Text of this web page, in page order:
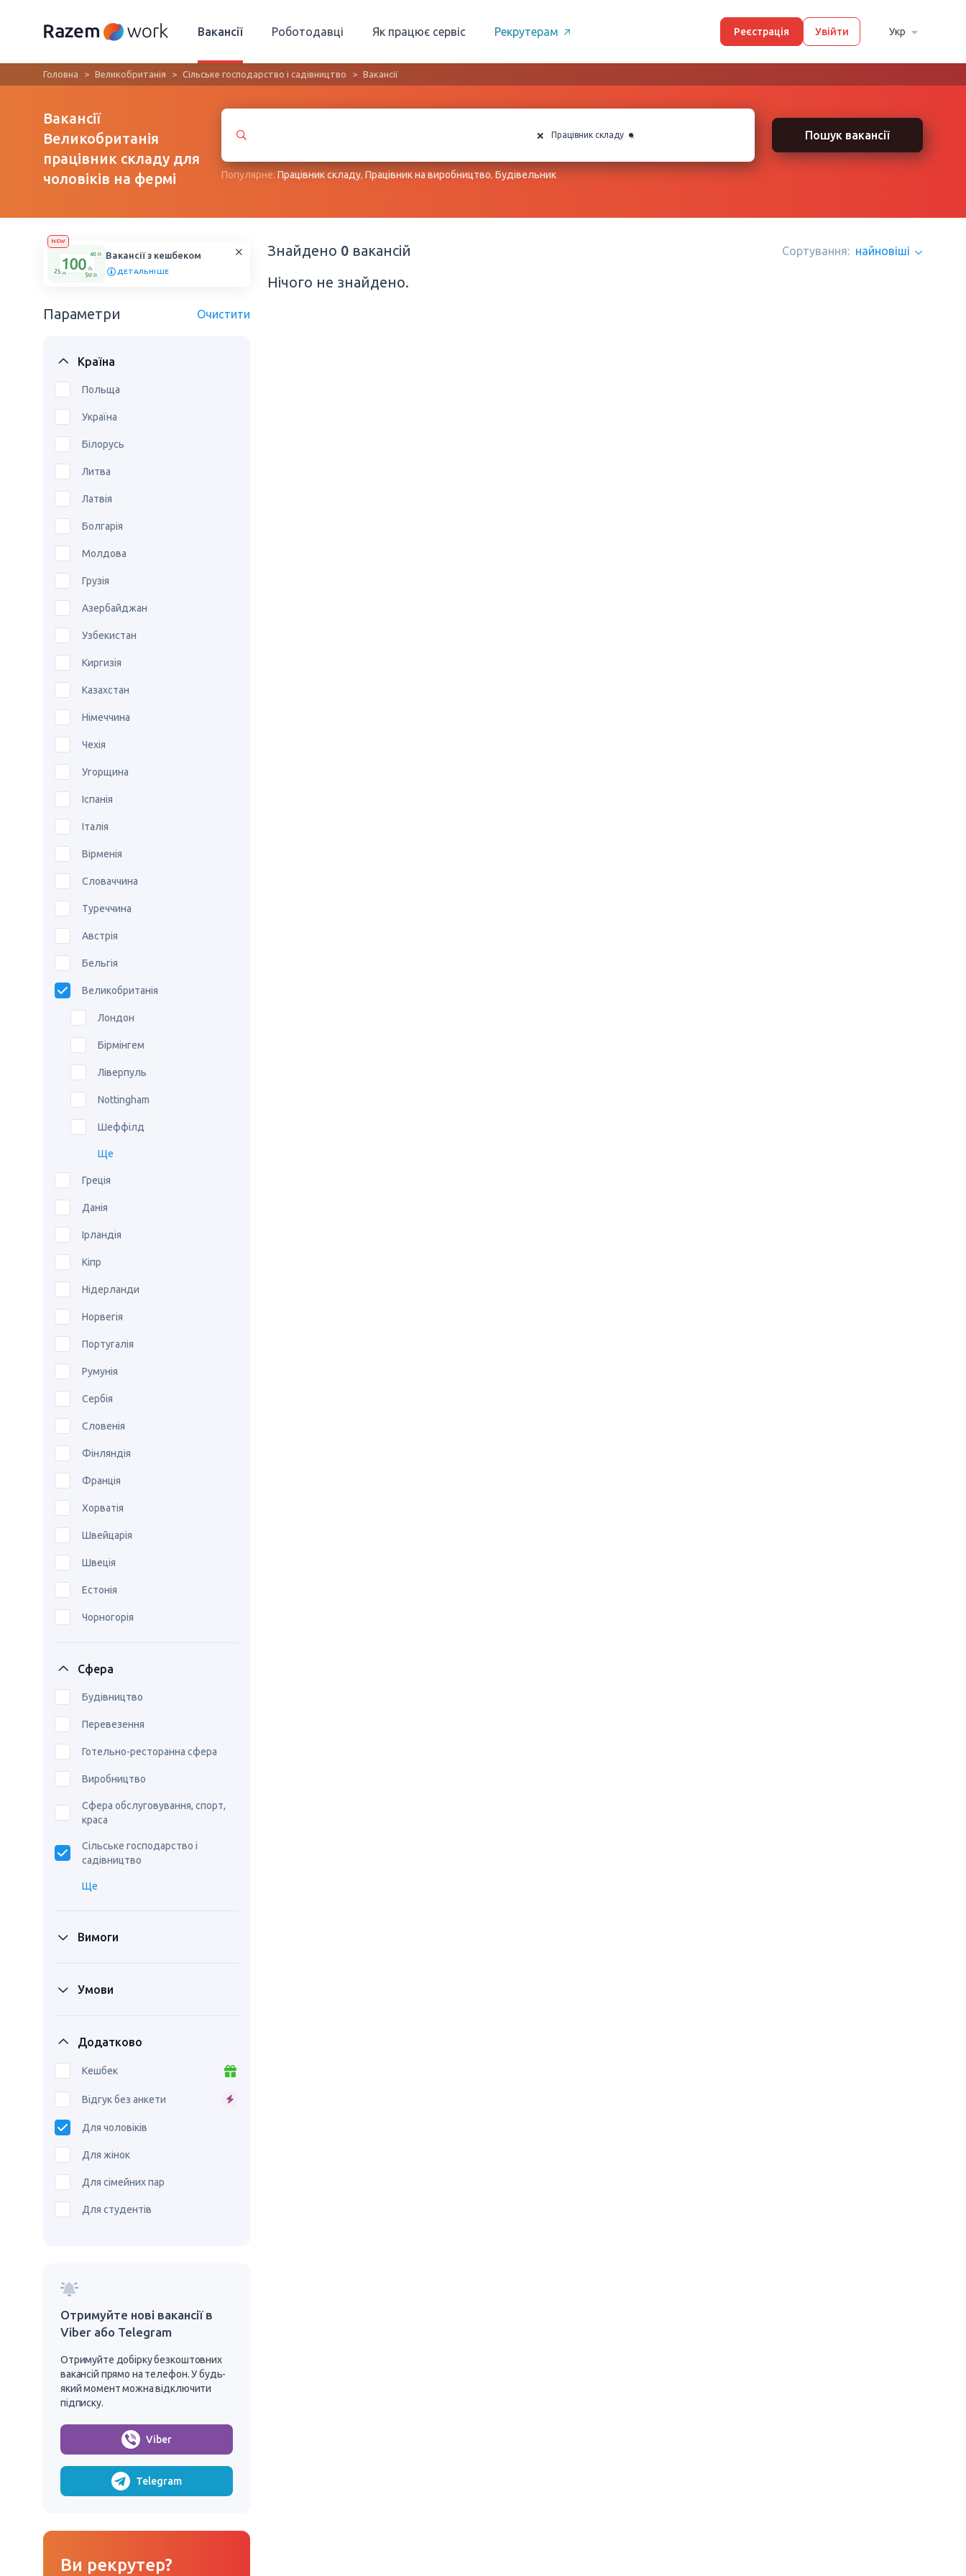
Вакансії Роботодавці Як працює сервіс Рекрутерам Реєстрація Увійти Укр
Головна Великобританія Сільське господарство і садівництво Вакансії
Вакансії
Великобританія
працівник складу для
чоловіків на фермі
× ×
Працівник складу Пошук вакансії
Популярне:Працівник складу,Працівник на виробництво,Будівельник
NEW
Вакансії з кешбеком
ДЕТАЛЬНІШЕ
Параметри Очистити
Країна
Польща
Україна
Білорусь
Литва
Латвія
Болгарія
Молдова
Грузія
Азербайджан
Узбекистан
Киргизія
Казахстан
Німеччина
Чехія
Угорщина
Іспанія
Італія
Вірменія
Словаччина
Туреччина
Австрія
Бельгія
Великобританія
Лондон
Бірмінгем
Ліверпуль
Nottingham
Шеффілд
Ще
Греція
Данія
Ірландія
Кіпр
Нідерланди
Норвегія
Португалія
Румунія
Сербія
Словенія
Фінляндія
Франція
Хорватія
Швейцарія
Швеція
Естонія
Чорногорія
Сфера
Будівництво
Перевезення
Готельно-ресторанна сфера
Виробництво
Сфера обслуговування, спорт,
краса
Сільське господарство і
садівництво
Ще
Вимоги
Умови
Додатково
Кешбек
Відгук без анкети
Для чоловіків
Для жінок
Для сімейних пар
Для студентів
Отримуйте нові вакансії в
Viber або Telegram
Отримуйте добірку безкоштовних
вакансій прямо на телефон. У будь-
який момент можна відключити
підписку.
Viber
Telegram
Ви рекрутер?
Знайдено 0 вакансій Сортування: найновіші
Нічого не знайдено.